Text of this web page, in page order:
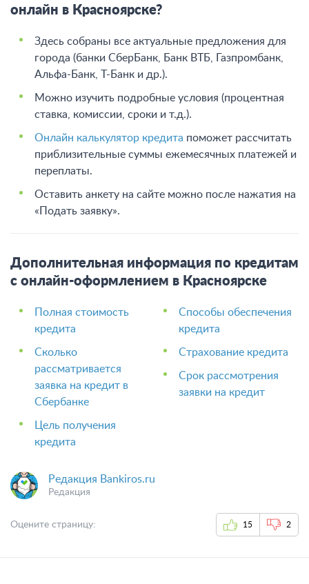
онлайн в Красноярске?
Здесь собраны все актуальные предложения для
города (банки СберБанк, Банк ВТБ, Газпромбанк,
Альфа-Банк, Т-Банк и др.).
Можно изучить подробные условия (процентная
ставка, комиссии, сроки и т.д.).
Онлайн калькулятор кредита поможет рассчитать
приблизительные суммы ежемесячных платежей и
переплаты.
Оставить анкету на сайте можно после нажатия на
«Подать заявку».
Дополнительная информация по кредитам
с онлайн-оформлением в Красноярске
Полная стоимость
кредита
Сколько
рассматривается
заявка на кредит в
Сбербанке
Цель получения
кредита
Способы обеспечения
кредита
Страхование кредита
Срок рассмотрения
заявки на кредит
Редакция Bankiros.ru
Редакция
Оцените страницу: 15 2